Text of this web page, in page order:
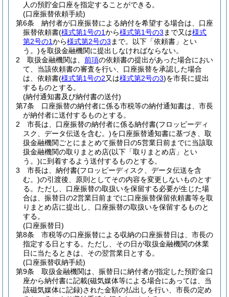
人の預貯金口座を指定することができる。
(口座振替依頼手続)
第6条
納付者が口座振替による納付を希望する場合は、口座
振替依頼書(様式第1号の1から様式第1号の3 まで又は様式
第2号の1から様式第2号の3 まで。以下「依頼書」とい
う。)を取扱金融機関に提出しなければならない。
2
取扱金融機関は、 前項の依頼書の提出があった場合におい
て、当該依頼書の審査を行い、口座振替を承認した場合
は、依頼書(様式第1号の2又は様式第2号の3)を市長に提出
するものとする。
(納付通知書及び納付書の送付)
第7条
口座振替の納付者に係る市税等の納付通知書は、市長
が納付者に送付するものとする。
2
市長は、口座振替の納付者に係る納付書(フロッピーディ
スク、データ伝送を含む。)を口座振替通知書に基づき、取
扱金融機関ごとにまとめて振替日の5営業日前までに当該取
扱金融機関の取りまとめ店(以下「取りまとめ店」とい
う。)に到着するよう送付するものとする。
3
市長は、納付書(フロッピーディスク、データ伝送を含
む。)の引渡後、原則としてその内容を変更しないものとす
る。 ただし、口座振替の取扱いを保留する必要が生じた場
合は、振替日の2営業日前までに口座振替保留依頼書等を取
りまとめ店に提出し、口座振替の取扱いを保留するものと
する。
(口座振替日)
第8条
市税等の口座振替による収納の口座振替日は、市長の
指定する日とする。 ただし、その日が取扱金融機関の休業
日に当たるときは、その翌営業日とする。
(口座振替収納手続)
第9条
取扱金融機関は、振替日に納付者が指定した預貯金口
座から納付書に記載(磁気媒体等による場合にあっては、当
該磁気媒体に記録)された金額の払出しを行い、市長の定め